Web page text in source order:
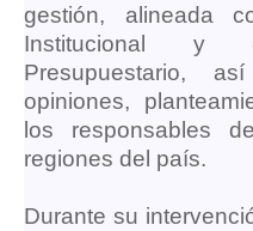
gestión, alineada
Institucional y
Presupuestario,
opiniones,
los responsables
regiones del país.
Durante su